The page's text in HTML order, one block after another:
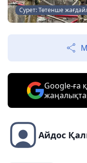
Сурет: Төтенше
Google-ға
Айдос